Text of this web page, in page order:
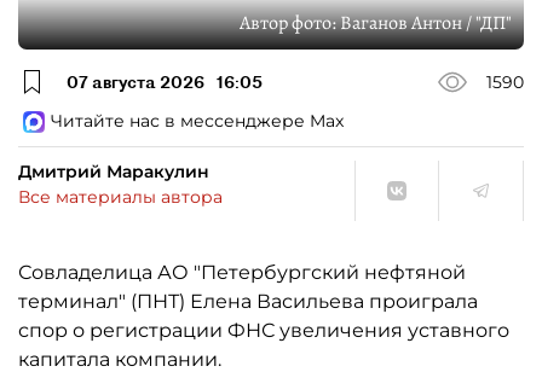
Автор фото:Ваганов Антон / "ДП"
07 августа 2026 16:05
1590
Читайте нас в мессенджере Max
Дмитрий Маракулин
Все материалы автора
Совладелица АО "Петербургский нефтяной
терминал" (ПНТ) Елена Васильева проиграла
спор о регистрации ФНС увеличения уставного
капитала компании.